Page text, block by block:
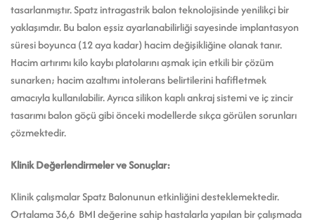
tasarlanmıştır. Spatz intragastrik balon teknolojisinde yenilikçi bir
yaklaşımdır. Bu balon eşsiz ayarlanabilirliği sayesinde implantasyon
süresi boyunca (12 aya kadar) hacim değişikliğine olanak tanır.
Hacim artırımı kilo kaybı platolarını aşmak için etkili bir çözüm
sunarken; hacim azaltımı intolerans belirtilerini hafifletmek
amacıyla kullanılabilir. Ayrıca silikon kaplı ankraj sistemi ve iç zincir
tasarımı balon göçü gibi önceki modellerde sıkça görülen sorunları
çözmektedir.
Klinik Değerlendirmeler ve Sonuçlar:
Klinik çalışmalar Spatz Balonunun etkinliğini desteklemektedir.
Ortalama 36,6 BMI değerine sahip hastalarla yapılan bir çalışmada